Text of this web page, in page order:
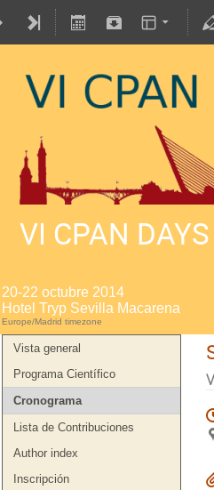
VI CPAN DAYS
20-22 octubre 2014
Hotel Tryp Sevilla Macarena
Europe/Madrid timezone
Vista general
Programa Científico
Cronograma
Lista de Contribuciones
Author index
Inscripción